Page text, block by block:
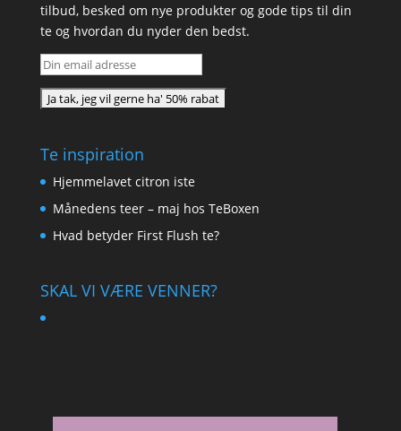
tilbud, besked om nye produkter og gode tips til din
te og hvordan du nyder den bedst.
Te inspiration
Hjemmelavet citron iste
Månedens teer – maj hos TeBoxen
Hvad betyder First Flush te?
SKAL VI VÆRE VENNER?